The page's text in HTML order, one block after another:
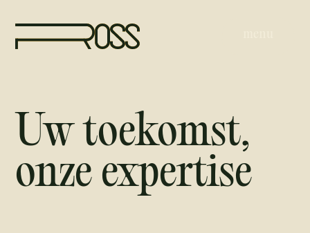
Ondernemingsrecht
Personen- en familierecht
Erfrecht
Vastgoedrecht
Uw toekomst,
onze expertise